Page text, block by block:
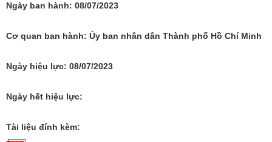
Ngày ban hành: 08/07/2023
Cơ quan ban hành: Ủy ban nhân dân Thành phố Hồ Chí Minh
Ngày hiệu lực: 08/07/2023
Ngày hết hiệu lực:
Tài liệu đính kèm: